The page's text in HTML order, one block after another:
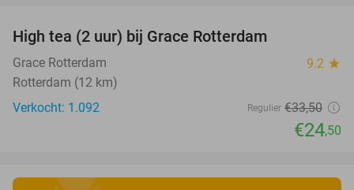
High tea (2 uur) bij Grace Rotterdam
Grace Rotterdam 9.2 star
Rotterdam (12 km)
Verkocht: 1.092
Regulier €33,50
€24,50